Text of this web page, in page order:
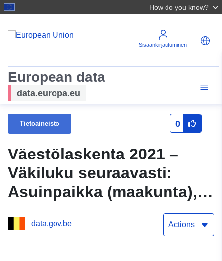
How do you know?
Sisäänkirjautuminen
European data
data.europa.eu
Tietoaineisto 0
Väestölaskenta 2021 –
Väkiluku seuraavasti:
Asuinpaikka (maakunta),
työmarkkinatilanne (H) ja
data.gov.be Actions